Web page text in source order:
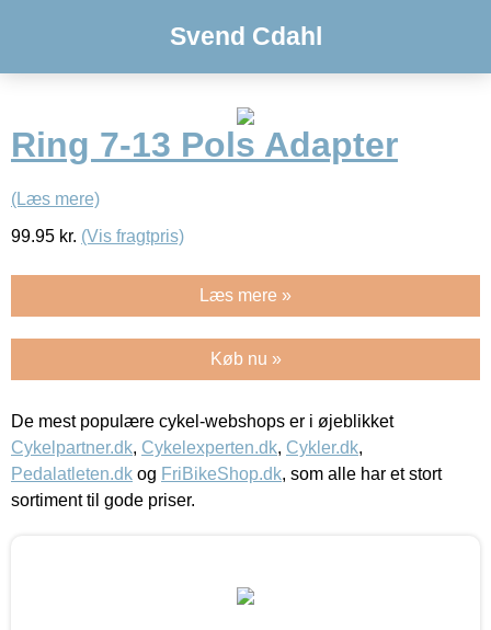
Svend Cdahl
Ring 7-13 Pols Adapter
(Læs mere)
99.95 kr. (Vis fragtpris)
Læs mere »
Køb nu »
De mest populære cykel-webshops er i øjeblikket
Cykelpartner.dk, Cykelexperten.dk, Cykler.dk,
Pedalatleten.dk og FriBikeShop.dk, som alle har et stort
sortiment til gode priser.